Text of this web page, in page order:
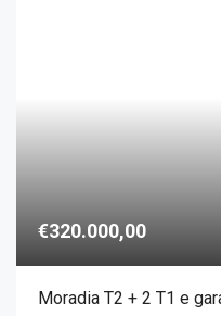
€320.000,00